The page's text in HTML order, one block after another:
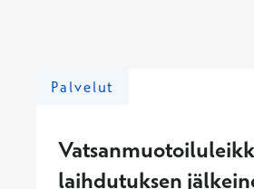
Palvelut
laihdutuksen